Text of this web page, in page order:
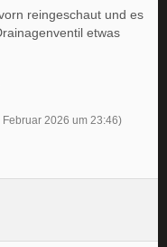
reingeschaut und es
etwas
Februar 2026 um 23:46)